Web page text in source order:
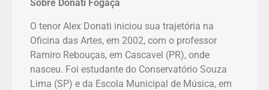
Sobre Donati Fogaça
O tenor Alex Donati iniciou sua trajetória na
Oficina das Artes, em 2002, com o professor
Ramiro Rebouças, em Cascavel (PR), onde
nasceu. Foi estudante do Conservatório Souza
Lima (SP) e da Escola Municipal de Música, em